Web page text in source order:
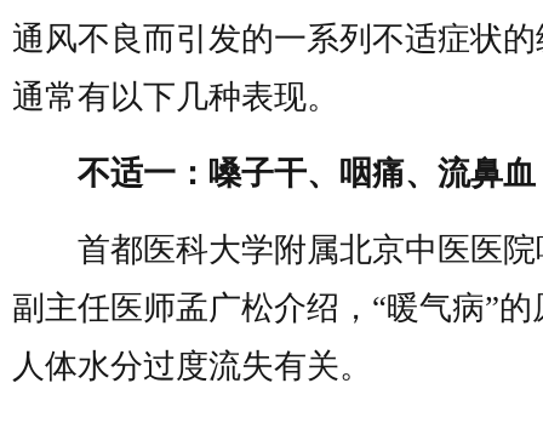
通风不良而引发的一系列不适症状
通常有以下几种表现。
不适一：嗓子干、咽痛、流鼻血
首都医科大学附属北京中医医院
副主任医师孟广松介绍，“暖气病”的
人体水分过度流失有关。